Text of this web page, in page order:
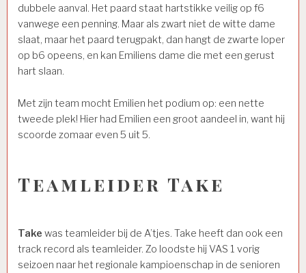
dubbele aanval. Het paard staat hartstikke veilig op f6
vanwege een penning. Maar als zwart niet de witte dame
slaat, maar het paard terugpakt, dan hangt de zwarte loper
op b6 opeens, en kan Emiliens dame die met een gerust
hart slaan.
Met zijn team mocht Emilien het podium op: een nette
tweede plek! Hier had Emilien een groot aandeel in, want hij
scoorde zomaar even 5 uit 5.
Teamleider Take
Take was teamleider bij de A’tjes. Take heeft dan ook een
track record als teamleider. Zo loodste hij VAS 1 vorig
seizoen naar het regionale kampioenschap in de senioren